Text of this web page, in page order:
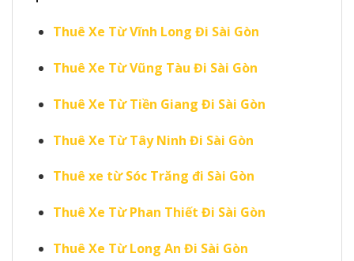
Thuê Xe Từ Vĩnh Long Đi Sài Gòn
Thuê Xe Từ Vũng Tàu Đi Sài Gòn
Thuê Xe Từ Tiền Giang Đi Sài Gòn
Thuê Xe Từ Tây Ninh Đi Sài Gòn
Thuê xe từ Sóc Trăng đi Sài Gòn
Thuê Xe Từ Phan Thiết Đi Sài Gòn
Thuê Xe Từ Long An Đi Sài Gòn